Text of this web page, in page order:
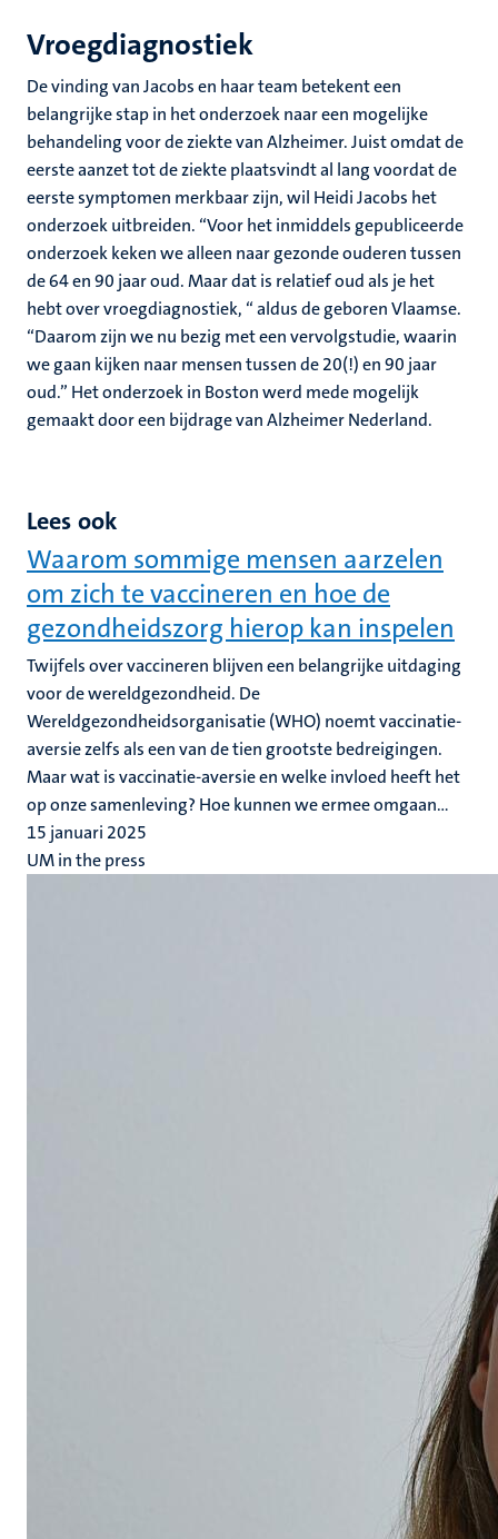
Vroegdiagnostiek
De vinding van Jacobs en haar team betekent een
belangrijke stap in het onderzoek naar een mogelijke
behandeling voor de ziekte van Alzheimer. Juist omdat de
eerste aanzet tot de ziekte plaatsvindt al lang voordat de
eerste symptomen merkbaar zijn, wil Heidi Jacobs het
onderzoek uitbreiden. “Voor het inmiddels gepubliceerde
onderzoek keken we alleen naar gezonde ouderen tussen
de 64 en 90 jaar oud. Maar dat is relatief oud als je het
hebt over vroegdiagnostiek, “ aldus de geboren Vlaamse.
“Daarom zijn we nu bezig met een vervolgstudie, waarin
we gaan kijken naar mensen tussen de 20(!) en 90 jaar
oud.” Het onderzoek in Boston werd mede mogelijk
gemaakt door een bijdrage van Alzheimer Nederland.
Lees ook
Waarom sommige mensen aarzelen
om zich te vaccineren en hoe de
gezondheidszorg hierop kan inspelen
Twijfels over vaccineren blijven een belangrijke uitdaging
voor de wereldgezondheid. De
Wereldgezondheidsorganisatie (WHO) noemt vaccinatie-
aversie zelfs als een van de tien grootste bedreigingen.
Maar wat is vaccinatie-aversie en welke invloed heeft het
op onze samenleving? Hoe kunnen we ermee omgaan...
15 januari 2025
UM in the press